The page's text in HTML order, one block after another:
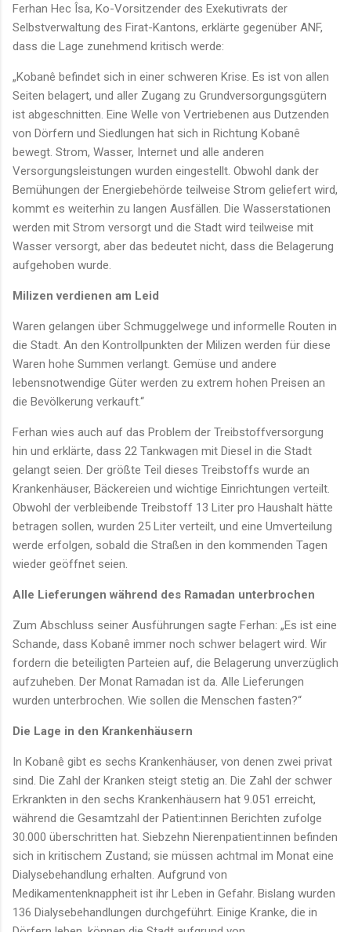
Ferhan Hec Îsa, Ko-Vorsitzender des Exekutivrats der
Selbstverwaltung des Firat-Kantons, erklärte gegenüber ANF,
dass die Lage zunehmend kritisch werde:
„Kobanê befindet sich in einer schweren Krise. Es ist von allen
Seiten belagert, und aller Zugang zu Grundversorgungsgütern
ist abgeschnitten. Eine Welle von Vertriebenen aus Dutzenden
von Dörfern und Siedlungen hat sich in Richtung Kobanê
bewegt. Strom, Wasser, Internet und alle anderen
Versorgungsleistungen wurden eingestellt. Obwohl dank der
Bemühungen der Energiebehörde teilweise Strom geliefert wird,
kommt es weiterhin zu langen Ausfällen. Die Wasserstationen
werden mit Strom versorgt und die Stadt wird teilweise mit
Wasser versorgt, aber das bedeutet nicht, dass die Belagerung
aufgehoben wurde.
Milizen verdienen am Leid
Waren gelangen über Schmuggelwege und informelle Routen in
die Stadt. An den Kontrollpunkten der Milizen werden für diese
Waren hohe Summen verlangt. Gemüse und andere
lebensnotwendige Güter werden zu extrem hohen Preisen an
die Bevölkerung verkauft.“
Ferhan wies auch auf das Problem der Treibstoffversorgung
hin und erklärte, dass 22 Tankwagen mit Diesel in die Stadt
gelangt seien. Der größte Teil dieses Treibstoffs wurde an
Krankenhäuser, Bäckereien und wichtige Einrichtungen verteilt.
Obwohl der verbleibende Treibstoff 13 Liter pro Haushalt hätte
betragen sollen, wurden 25 Liter verteilt, und eine Umverteilung
werde erfolgen, sobald die Straßen in den kommenden Tagen
wieder geöffnet seien.
Alle Lieferungen während des Ramadan unterbrochen
Zum Abschluss seiner Ausführungen sagte Ferhan: „Es ist eine
Schande, dass Kobanê immer noch schwer belagert wird. Wir
fordern die beteiligten Parteien auf, die Belagerung unverzüglich
aufzuheben. Der Monat Ramadan ist da. Alle Lieferungen
wurden unterbrochen. Wie sollen die Menschen fasten?“
Die Lage in den Krankenhäusern
In Kobanê gibt es sechs Krankenhäuser, von denen zwei privat
sind. Die Zahl der Kranken steigt stetig an. Die Zahl der schwer
Erkrankten in den sechs Krankenhäusern hat 9.051 erreicht,
während die Gesamtzahl der Patient:innen Berichten zufolge
30.000 überschritten hat. Siebzehn Nierenpatient:innen befinden
sich in kritischem Zustand; sie müssen achtmal im Monat eine
Dialysebehandlung erhalten. Aufgrund von
Medikamentenknappheit ist ihr Leben in Gefahr. Bislang wurden
136 Dialysebehandlungen durchgeführt. Einige Kranke, die in